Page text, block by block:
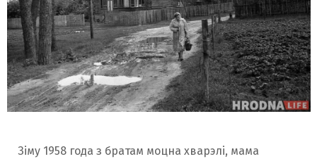
Зіму 1958 года з братам моцна хварэлі, мама